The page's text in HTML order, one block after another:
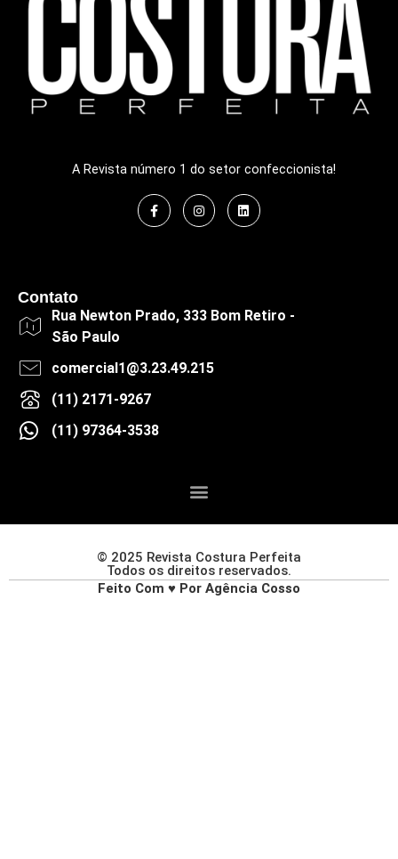
A Revista número 1 do setor confeccionista!
Contato
Rua Newton Prado, 333 Bom Retiro -
São Paulo
comercial1@3.23.49.215
(11) 2171-9267
(11) 97364-3538
© 2025 Revista Costura Perfeita
Todos os direitos reservados.
Feito Com ♥ Por Agência Cosso